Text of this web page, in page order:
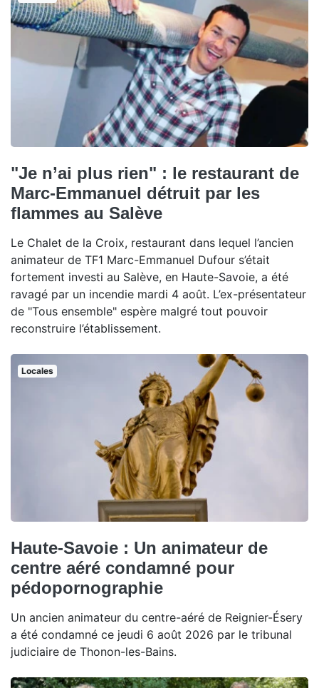
"Je n’ai plus rien" : le restaurant de
Marc-Emmanuel détruit par les
flammes au Salève
Le Chalet de la Croix, restaurant dans lequel l’ancien
animateur de TF1 Marc-Emmanuel Dufour s’était
fortement investi au Salève, en Haute-Savoie, a été
ravagé par un incendie mardi 4 août. L’ex-présentateur
de "Tous ensemble" espère malgré tout pouvoir
reconstruire l’établissement.
Locales
Haute-Savoie : Un animateur de
centre aéré condamné pour
pédopornographie
Un ancien animateur du centre-aéré de Reignier-Ésery
a été condamné ce jeudi 6 août 2026 par le tribunal
judiciaire de Thonon-les-Bains.